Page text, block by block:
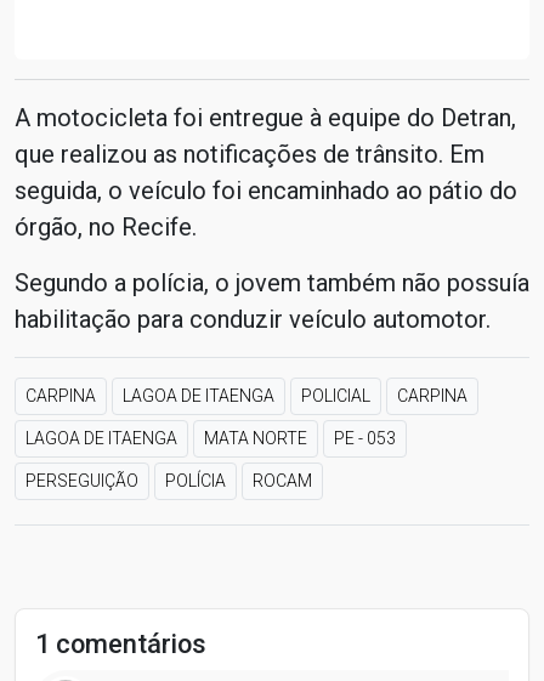
A motocicleta foi entregue à equipe do Detran,
que realizou as notificações de trânsito. Em
seguida, o veículo foi encaminhado ao pátio do
órgão, no Recife.
Segundo a polícia, o jovem também não possuía
habilitação para conduzir veículo automotor.
CARPINA LAGOA DE ITAENGA POLICIAL CARPINA
LAGOA DE ITAENGA MATA NORTE PE - 053
PERSEGUIÇÃO POLÍCIA ROCAM
1 comentários